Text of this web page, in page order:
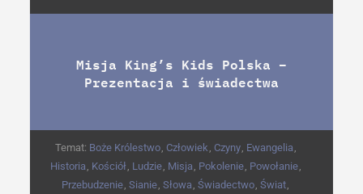
Misja King’s Kids Polska –
Prezentacja i świadectwa
Temat: Boże Królestwo, Człowiek , Czyny, Ewangelia,
Historia, Kościół, Ludzie, Misja, Pokolenie, Powołanie,
Przebudzenie,Sianie,Słowa,Świadectwo,Świat,